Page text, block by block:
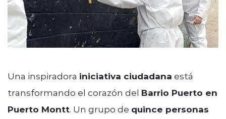
Una inspiradora iniciativa ciudadana está
transformando el corazón del Barrio Puerto en
Puerto Montt. Un grupo de quince personas